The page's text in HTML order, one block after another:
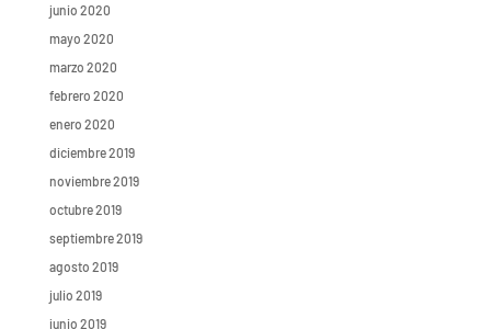
junio 2020
mayo 2020
marzo 2020
febrero 2020
enero 2020
diciembre 2019
noviembre 2019
octubre 2019
septiembre 2019
agosto 2019
julio 2019
junio 2019